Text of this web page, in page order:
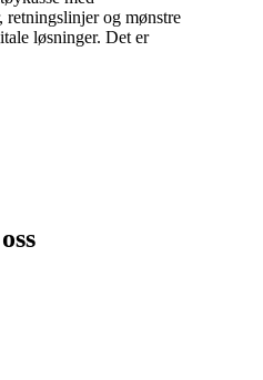
retningslinjer og mønstre
løsninger. Det er